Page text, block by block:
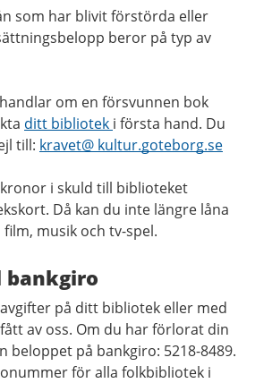
som har blivit förstörda eller
beror på typ av
om en försvunnen bok
ditt bibliotek i första hand. Du
till: kravet@ kultur.goteborg.se
i skuld till biblioteket
Då kan du inte längre låna
musik och tv-spel.
på ditt bibliotek eller med
av oss. Om du har förlorat din
beloppet på bankgiro: 5218-8489.
för alla folkbibliotek i